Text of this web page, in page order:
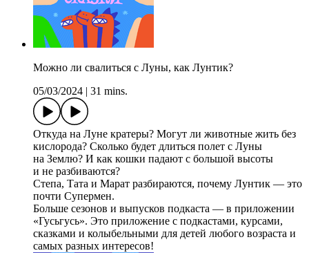
Можно ли свалиться с Луны, как Лунтик?
05/03/2024
31 mins.
Откуда на Луне кратеры? Могут ли животные жить без
кислорода? Сколько будет длиться полет с Луны
на Землю? И как кошки падают с большой высоты
и не разбиваются?
Степа, Тата и Марат разбираются, почему Лунтик — это
почти Супермен.
Больше сезонов и выпусков подкаста — в приложении
«Гусьгусь». Это приложение с подкастами, курсами,
сказками и колыбельными для детей любого возраста и
самых разных интересов!